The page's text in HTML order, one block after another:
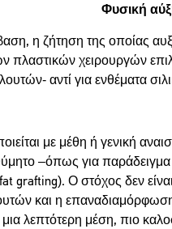
Φυσική
η ζήτηση της οποίας
πλαστικών χειρουργών
αντί για ενθέματα
με μέθη ή γενική
–όπως για
grafting). Ο στόχος δεν
και η
μια λεπτότερη μέση, πιο